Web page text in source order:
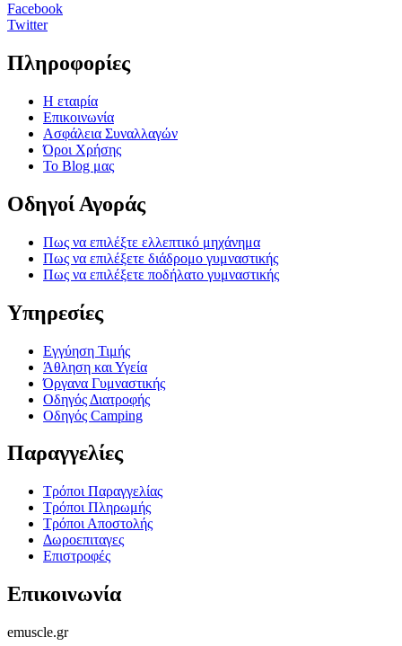
Facebook
Twitter
Πληροφορίες
Η εταιρία
Επικοινωνία
Ασφάλεια Συναλλαγών
Όροι Χρήσης
Το Blog μας
Οδηγοί Αγοράς
Πως να επιλέξτε ελλεπτικό μηχάνημα
Πως να επιλέξετε διάδρομο γυμναστικής
Πως να επιλέξετε ποδήλατο γυμναστικής
Υπηρεσίες
Εγγύηση Τιμής
Άθληση και Υγεία
Όργανα Γυμναστικής
Οδηγός Διατροφής
Οδηγός Camping
Παραγγελίες
Τρόποι Παραγγελίας
Τρόποι Πληρωμής
Τρόποι Αποστολής
Δωροεπιταγες
Επιστροφές
Επικοινωνία
emuscle.gr